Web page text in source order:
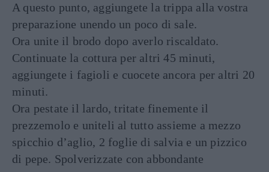
A questo punto, aggiungete la trippa alla vostra
preparazione unendo un poco di sale.
Ora unite il brodo dopo averlo riscaldato.
Continuate la cottura per altri 45 minuti,
aggiungete i fagioli e cuocete ancora per altri 20
minuti.
Ora pestate il lardo, tritate finemente il
prezzemolo e uniteli al tutto assieme a mezzo
spicchio d’aglio, 2 foglie di salvia e un pizzico
di pepe. Spolverizzate con abbondante